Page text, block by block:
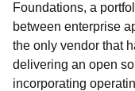
Foundations, a
between enterprise
the only vendor that
delivering an open
incorporating